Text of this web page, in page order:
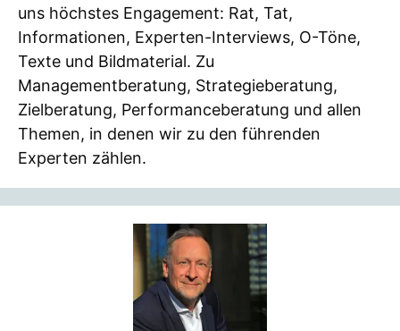
uns höchstes Engagement: Rat, Tat,
Informationen, Experten-Interviews, O-Töne,
Texte und Bildmaterial. Zu
Managementberatung, Strategieberatung,
Zielberatung, Performanceberatung und allen
Themen, in denen wir zu den führenden
Experten zählen.